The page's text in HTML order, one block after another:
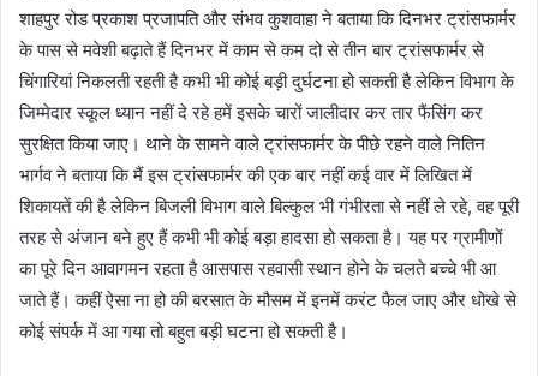
शाहपुर रोड प्रकाश प्रजापति और संभव कुशवाहा ने बताया कि दिनभर ट्रांसफार्मर
के पास से मवेशी बढ़ाते हैं दिनभर में काम से कम दो से तीन बार ट्रांसफार्मर से
चिंगारियां निकलती रहती है कभी भी कोई बड़ी दुर्घटना हो सकती है लेकिन विभाग के
जिम्मेदार स्कूल ध्यान नहीं दे रहे हमें इसके चारों जालीदार कर तार फैंसिंग कर
सुरक्षित किया जाए। थाने के सामने वाले ट्रांसफार्मर के पीछे रहने वाले नितिन
भार्गव ने बताया कि मैं इस ट्रांसफार्मर की एक बार नहीं कई वार में लिखित में
शिकायतें की है लेकिन बिजली विभाग वाले बिल्कुल भी गंभीरता से नहीं ले रहे, वह पूरी
तरह से अंजान बने हुए हैं कभी भी कोई बड़ा हादसा हो सकता है। यह पर ग्रामीणों
का पूरे दिन आवागमन रहता है आसपास रहवासी स्थान होने के चलते बच्चे भी आ
जाते हैं। कहीं ऐसा ना हो की बरसात के मौसम में इनमें करंट फैल जाए और धोखे से
कोई संपर्क में आ गया तो बहुत बड़ी घटना हो सकती है।